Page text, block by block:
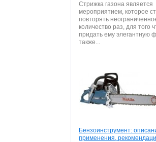
Стрижка газона является
мероприятием, которое
повторять
количество раз, для того
придать ему элегантную
также...
Бензоинструмент:
применения,